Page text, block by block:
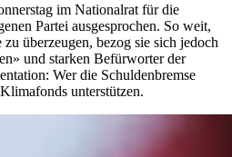
im Nationalrat für die
Partei ausgesprochen. So weit,
überzeugen, bezog sie sich jedoch
und starken Befürworter der
Wer die Schuldenbremse
unterstützen.